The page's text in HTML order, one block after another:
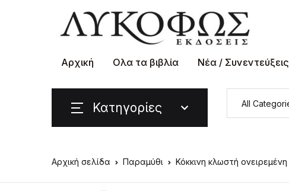
Αρχική Ολα τα βιβλία Νέα / Συνεντεύξεις
Κατηγορίες
Αρχική σελίδα Παραμύθι Κόκκινη κλωστή ονειρεμένη